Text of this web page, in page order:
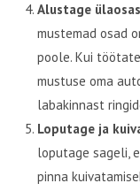
Alustage
mustemad osad
poole. Kui
mustuse oma
labakinnast
Loputage ja
loputage sageli,
pinna